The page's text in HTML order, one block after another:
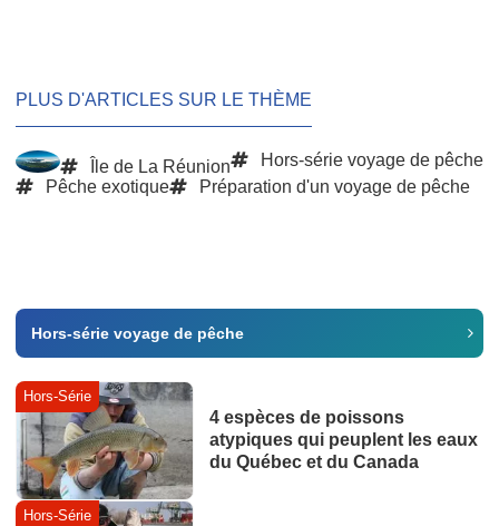
PLUS D'ARTICLES SUR LE THÈME
Île de La Réunion
Hors-série voyage de pêche
Pêche exotique
Préparation d'un voyage de pêche
Hors-série voyage de pêche
Hors-Série
4 espèces de poissons
atypiques qui peuplent les eaux
du Québec et du Canada
Hors-Série